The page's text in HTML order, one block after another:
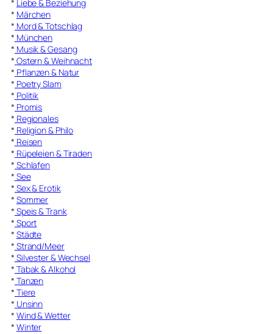
* Liebe & Beziehung
* Märchen
* Mord & Totschlag
* München
* Musik & Gesang
* Ostern & Weihnacht
* Pflanzen & Natur
* Poetry Slam
* Politik
* Promis
* Regionales
* Religion & Philo
* Reisen
* Rüpeleien & Tiraden
* Schlafen
* See
* Sex & Erotik
* Sommer
* Speis & Trank
* Sport
* Städte
* Strand/Meer
* Silvester & Wechsel
* Tabak & Alkohol
* Tanzen
* Tiere
* Unsinn
* Wind & Wetter
* Winter